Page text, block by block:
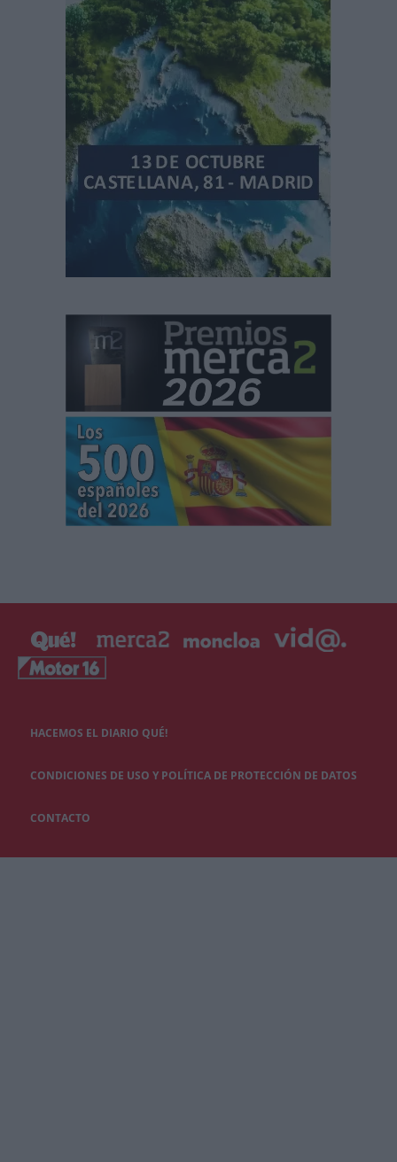
HACEMOS EL DIARIO QUÉ!
CONDICIONES DE USO Y POLÍTICA DE PROTECCIÓN DE DATOS
CONTACTO